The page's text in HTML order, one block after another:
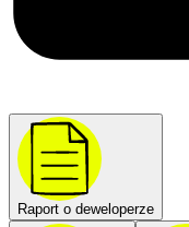
Raport o deweloperze